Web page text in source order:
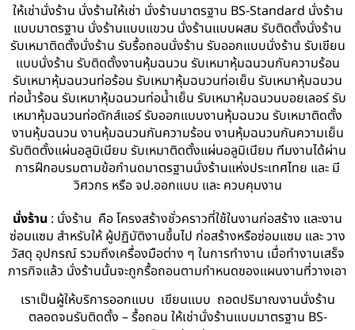
ให้เช่านั่งร้าน นั่งร้านให้เช่า นั่งร้านมาตรฐาน BS-Standard นั่งร้าน
แบบมาตรฐาน นั่งร้านแบบแขวน นั่งร้านแบบผสม รับติดตั้งนั่งร้าน
รับเหมาติดตั้งนั่งร้าน รับรื้อถอนนั่งร้าน รับออกแบบนั่งร้าน รับเขียน
แบบนั่งร้าน รับติดตั้งงานหุ้มฉนวน รับเหมาหุ้มฉนวนกันความร้อน
รับเหมาหุ้มฉนวนท่อร้อน รับเหมาหุ้มฉนวนท่อเย็น รับเหมาหุ้มฉนวน
ท่อน้ำร้อน รับเหมาหุ้มฉนวนท่อน้ำเย็น รับเหมาหุ้มฉนวนบอยเลอร์ รับ
เหมาหุ้มฉนวนท่อดักส์แอร์ รับออกแบบงานหุ้มฉนวน รับเหมาติดตั้ง
งานหุ้มฉนวน งานหุ้มฉนวนกันความร้อน งานหุ้มฉนวนกันความเย็น
รับติดตั้งแผ่นอลูมิเนียม รับเหมาติดตั้งแผ่นอลูมิเนียม ทีมงานได้ผ่าน
การฝึกอบรมตามข้อกำนดมาตรฐานนั่งร้านแห่งประเทศไทย และ มี
วิศวกร หรือ จป.ออกแบบ และ ควบคุมงาน
นั่งร้าน : นั่งร้าน คือ โครงสร้างชั่วคราวที่ใช้ในงานก่อสร้าง และงาน
ซ่อมแซม สำหรับให้ ผู้ปฏิบัติงานขึ้นไป ก่อสร้างหรือซ่อมแซม และ วาง
วัสดุ อุปกรณ์ รวมถึงเครื่องมือต่าง ๆ ในการทำงาน เมื่อทำงานเสร็จ
ภารกิจแล้ว นั่งร้านนั้นจะถูกรื้อถอนตามกำหนดของแผนงานที่วางเอา
เราเป็นผู้ให้บริการออกแบบ เขียนแบบ ถอดปริมาณงานนั่งร้าน
ตลอดจนรับติดตั้ง – รื้อถอน ให้เช่านั่งร้านแบบมาตรฐาน BS-